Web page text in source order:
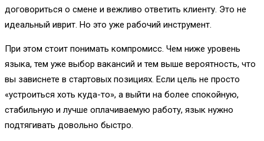
договориться о смене и вежливо ответить клиенту. Это не
идеальный иврит. Но это уже рабочий инструмент.
При этом стоит понимать компромисс. Чем ниже уровень
языка, тем уже выбор вакансий и тем выше вероятность, что
вы зависнете в стартовых позициях. Если цель не просто
«устроиться хоть куда-то», а выйти на более спокойную,
стабильную и лучше оплачиваемую работу, язык нужно
подтягивать довольно быстро.